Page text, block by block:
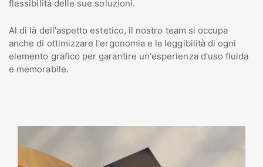
flessibilità delle sue soluzioni.
Al di là dell'aspetto estetico, il nostro team si occupa
anche di ottimizzare l'ergonomia e la leggibilità di ogni
elemento grafico per garantire un'esperienza d'uso fluida
e memorabile.